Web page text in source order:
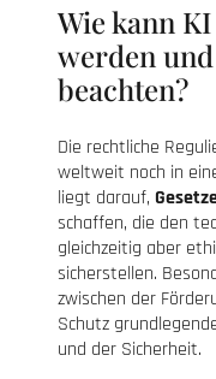
Wie kann
werden
beachten?
Die rechtliche
weltweit noch in
liegt darauf,
schaffen, die den
gleichzeitig aber
sicherstellen.
zwischen der
Schutz
und der Sicherheit.